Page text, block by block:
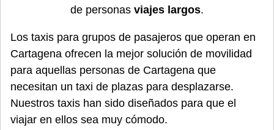
de personas viajes largos.
Los taxis para grupos de pasajeros que operan en
Cartagena ofrecen la mejor solución de movilidad
para aquellas personas de Cartagena que
necesitan un taxi de plazas para desplazarse.
Nuestros taxis han sido diseñados para que el
viajar en ellos sea muy cómodo.